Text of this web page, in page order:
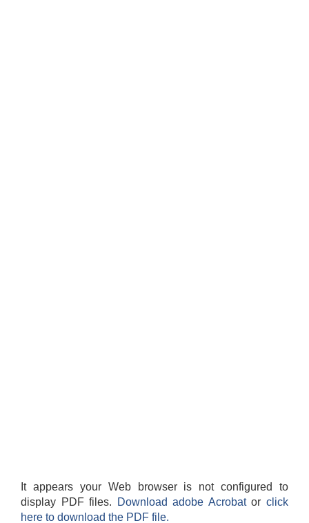
It appears your Web browser is not configured to
display PDF files.
Download adobe Acrobatorclick
here to download the PDF file.